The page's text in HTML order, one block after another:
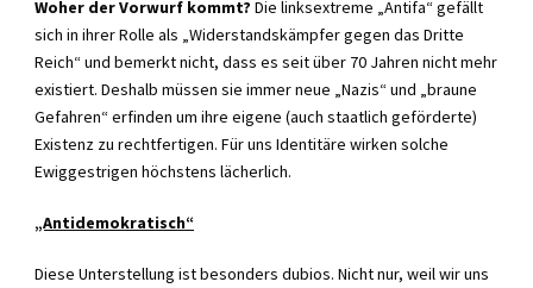
Woher der Vorwurf kommt? Die linksextreme „Antifa“ gefällt
sich in ihrer Rolle als „Widerstandskämpfer gegen das Dritte
Reich“ und bemerkt nicht, dass es seit über 70 Jahren nicht mehr
existiert. Deshalb müssen sie immer neue „Nazis“ und „braune
Gefahren“ erfinden um ihre eigene (auch staatlich geförderte)
Existenz zu rechtfertigen. Für uns Identitäre wirken solche
Ewiggestrigen höchstens lächerlich.
„Antidemokratisch“
Diese Unterstellung ist besonders dubios. Nicht nur, weil wir uns